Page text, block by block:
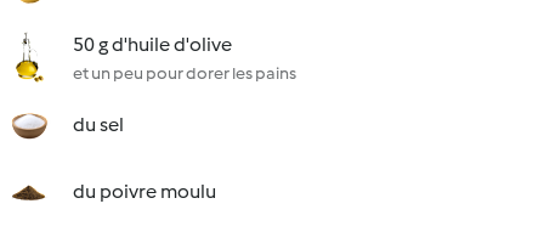
50 g d'huile d'olive
et un peu pour dorer les pains
du sel
du poivre moulu